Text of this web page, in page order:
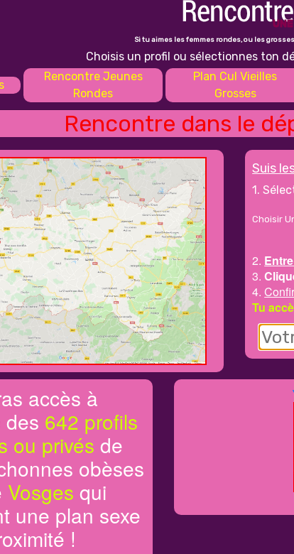
Si tu aimes les femmes rondes, ou les
Choisis un profil ou sélectionnes ton
Rencontre Jeunes
Rondes
Plan Cul Vieilles
Grosses
Rencontre dans le
Suis
1.
Choisir
2.
3.
4.
Tu
accès à
des 642 profils
ou privés de
obèses
Vosges qui
une plan sexe
!